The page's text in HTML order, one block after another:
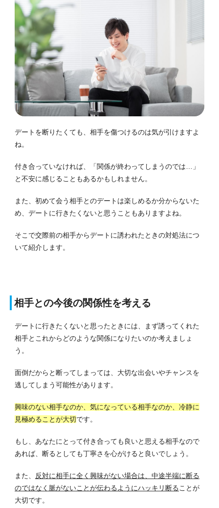
デートを断りたくても、相手を傷つけるのは気が引けますよ
ね。
付き合っていなければ、「関係が終わってしまうのでは…」
と不安に感じることもあるかもしれません。
また、初めて会う相手とのデートは楽しめるか分からないた
め、デートに行きたくないと思うこともありますよね。
そこで交際前の相手からデートに誘われたときの対処法につ
いて紹介します。
相手との今後の関係性を考える
デートに行きたくないと思ったときには、まず誘ってくれた
相手とこれからどのような関係になりたいのか考えましょ
う。
面倒だからと断ってしまっては、大切な出会いやチャンスを
逃してしまう可能性があります。
興味のない相手なのか、気になっている相手なのか、冷静に
見極めることが大切です。
もし、あなたにとって付き合っても良いと思える相手なので
あれば、断るとしても丁寧さを心がけると良いでしょう。
また、
反対に相手に全く興味がない場合は、中途半端に断る
のではなく脈がないことが伝わるようにハッキリ断る ことが
大切です。